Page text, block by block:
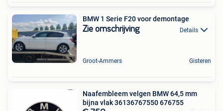
BMW 1 Serie F20 voor demontage
Zie omschrijving Details
Groot-Ammers Gisteren
Naafembleem velgen BMW 64,5 mm
bijna vlak 36136767550 676755